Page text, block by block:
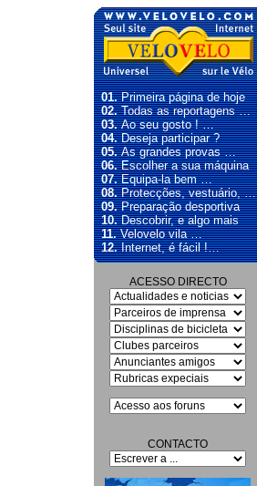
01.Primeira página de hoje
02.Todas as reportagens …
03.Ao seu gosto ! …
04.Deseja participar ?
05.As grandes provas …
06.Escolher a sua máquina
07.Equipa-la bem …
08.Protecções, vestuário, …
09.Preparação desportiva
10.Descobrir, e algo mais
11.Velovelo vila …
12.Internet, é fácil !…
ACESSO DIRECTO
CONTACTO